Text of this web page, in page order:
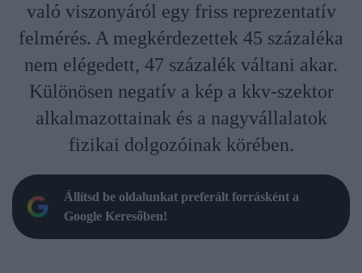
való viszonyáról egy friss reprezentatív
felmérés. A megkérdezettek 45 százaléka
nem elégedett, 47 százalék váltani akar.
Különösen negatív a kép a kkv-szektor
alkalmazottainak és a nagyvállalatok
fizikai dolgozóinak körében.
Állítsd be oldalunkat preferált forrásként a
Google Keresőben!